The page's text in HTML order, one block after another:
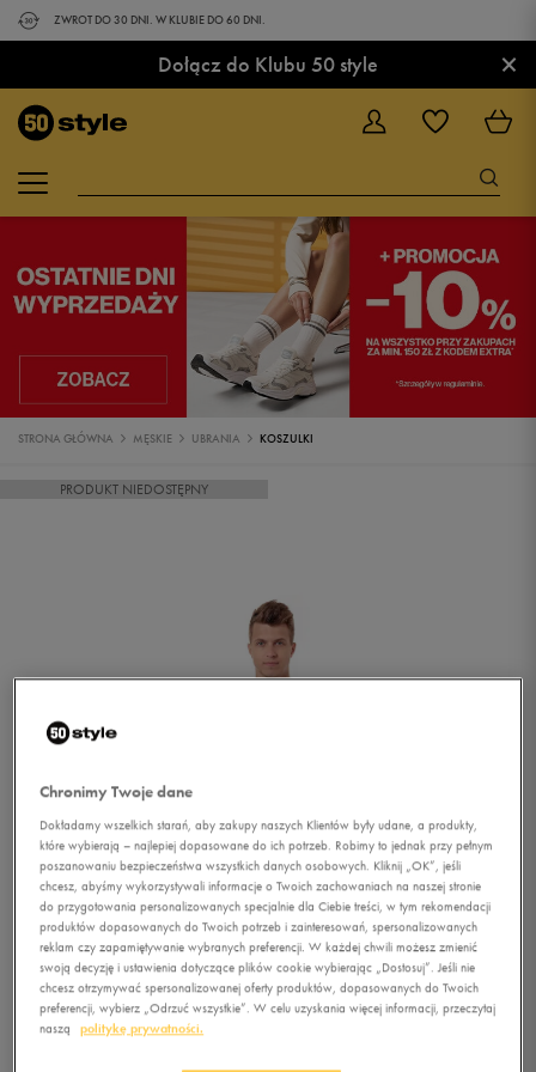
ZWROT DO 30 DNI. W KLUBIE DO 60 DNI.
Dołącz do Klubu 50 style ×
STRONA GŁÓWNA MĘSKIE UBRANIA KOSZULKI
PRODUKT NIEDOSTĘPNY
Chronimy Twoje dane
Dokładamy wszelkich starań, aby zakupy naszych Klientów były udane, a produkty,
które wybierają – najlepiej dopasowane do ich potrzeb. Robimy to jednak przy pełnym
poszanowaniu bezpieczeństwa wszystkich danych osobowych. Kliknij „OK”, jeśli
chcesz, abyśmy wykorzystywali informacje o Twoich zachowaniach na naszej stronie
do przygotowania personalizowanych specjalnie dla Ciebie treści, w tym rekomendacji
produktów dopasowanych do Twoich potrzeb i zainteresowań, spersonalizowanych
reklam czy zapamiętywanie wybranych preferencji. W każdej chwili możesz zmienić
swoją decyzję i ustawienia dotyczące plików cookie wybierając „Dostosuj”. Jeśli nie
chcesz otrzymywać spersonalizowanej oferty produktów, dopasowanych do Twoich
preferencji, wybierz „Odrzuć wszystkie”. W celu uzyskania więcej informacji, przeczytaj
naszą
politykę prywatności.